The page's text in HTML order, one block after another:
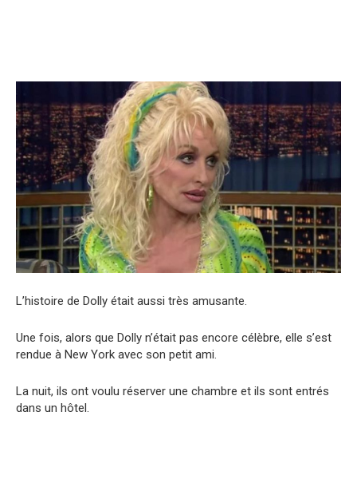
L’histoire de Dolly était aussi très amusante.
Une fois, alors que Dolly n’était pas encore célèbre, elle s’est
rendue à New York avec son petit ami.
La nuit, ils ont voulu réserver une chambre et ils sont entrés
dans un hôtel.